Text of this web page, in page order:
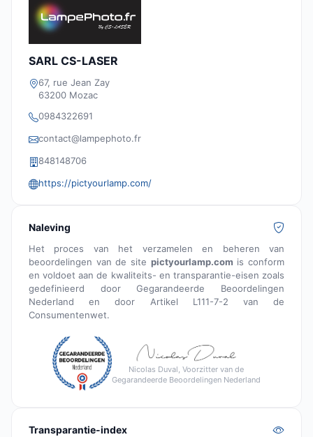
SARL CS-LASER
67, rue Jean Zay
63200 Mozac
0984322691
contact@lampephoto.fr
848148706
https://pictyourlamp.com/
Naleving
Het proces van het verzamelen en beheren van
beoordelingen van de site pictyourlamp.com is conform
en voldoet aan de kwaliteits- en transparantie-eisen zoals
gedefinieerd door Gegarandeerde Beoordelingen
Nederland en door Artikel L111-7-2 van de
Consumentenwet.
Nicolas Duval, Voorzitter van de
Gegarandeerde Beoordelingen Nederland
Transparantie-index